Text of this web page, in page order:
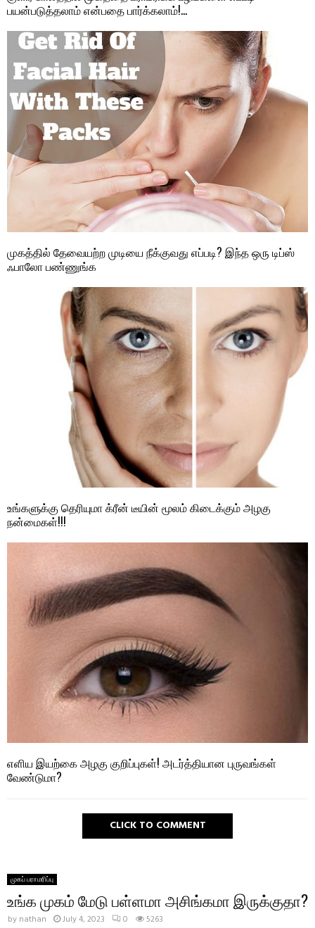
பயன்படுத்தலாம் என்பதை பார்க்கலாம்!…
முகத்தில் தேவையற்ற முடியை நீக்குவது எப்படி? இந்த ஒரு டிப்ஸ்
ஃபாலோ பண்ணுங்க
உங்களுக்கு தெரியுமா க்ரீன் டீயின் மூலம் கிடைக்கும் அழகு
நன்மைகள்!!!
எளிய இயற்கை அழகு குறிப்புகள்! அடர்த்தியான புருவங்கள்
வேண்டுமா?
CLICK TO COMMENT
முகப் பராமரிப்பு
உங்க முகம் மேடு பள்ளமா அசிங்கமா இருக்குதா?
by nathan July 4, 2023 0 5263